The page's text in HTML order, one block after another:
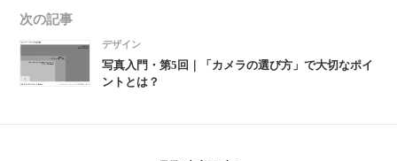
次の記事
デザイン
写真入門・第5回｜「カメラの選び方」で大切なポイ
ントとは？